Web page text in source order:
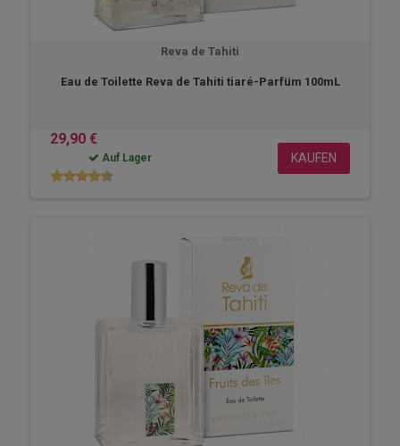
Reva de Tahiti
Eau de Toilette Reva de Tahiti tiaré-Parfüm 100mL
29,90 €
Auf Lager KAUFEN